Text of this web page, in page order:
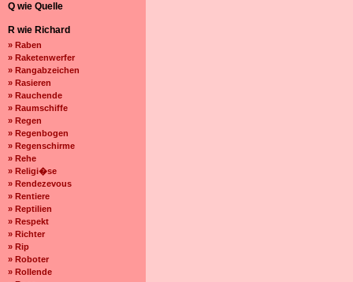
Q wie Quelle
R wie Richard
» Raben
» Raketenwerfer
» Rangabzeichen
» Rasieren
» Rauchende
» Raumschiffe
» Regen
» Regenbogen
» Regenschirme
» Rehe
» Religi�se
» Rendezevous
» Rentiere
» Reptilien
» Respekt
» Richter
» Rip
» Roboter
» Rollende